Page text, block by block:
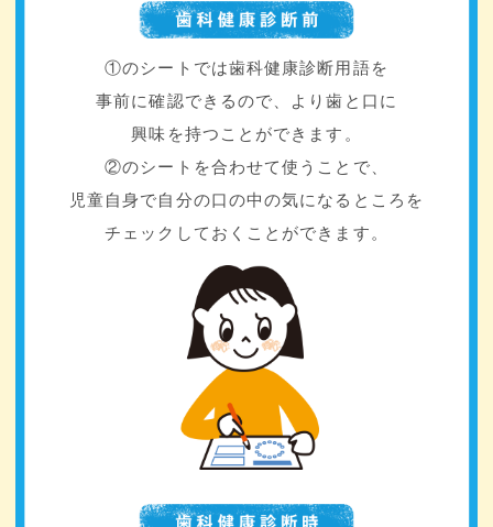
①のシートでは歯科健康診断用語を
事前に確認できるので、より歯と口に
興味を持つことができます。
②のシートを合わせて使うことで、
児童自身で自分の口の中の気になるところを
チェックしておくことができます。